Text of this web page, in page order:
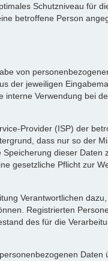
Schutzniveau für
betroffene Person
von
der jeweiligen
Verwendung bei
Provider (ISP) der
dass nur so der
dieser Daten
gesetzliche Pflicht zur
Verantwortlichen
Registrierten
des für die
Daten